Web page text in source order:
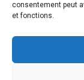
consentement peut
et fonctions.